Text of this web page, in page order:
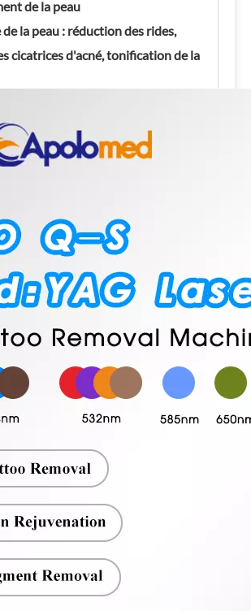
de la peau
de la peau : réduction des rides,
cicatrices d'acné, tonification de la